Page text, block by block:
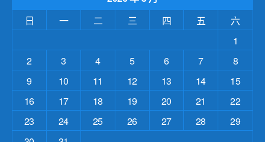
日
一 二 三 四 五
六
1
2
3 4 5 6 7
8
9
10 11 12 13 14
15
16
17 18 19 20 21
22
23
24 25 26 27 28
29